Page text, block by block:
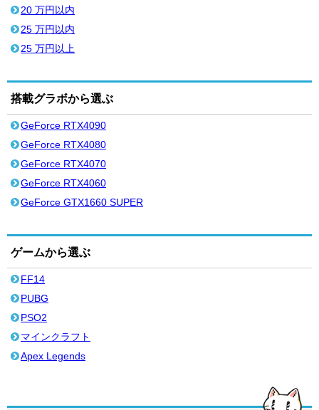
20 万円以内
25 万円以内
25 万円以上
搭載グラボから選ぶ
GeForce RTX4090
GeForce RTX4080
GeForce RTX4070
GeForce RTX4060
GeForce GTX1660 SUPER
ゲームから選ぶ
FF14
PUBG
PSO2
マインクラフト
Apex Legends